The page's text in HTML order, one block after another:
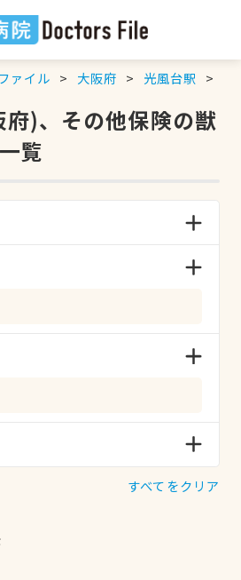
ァイル 大阪府 光風台駅
)、その他保険の獣
覧
すべてをクリア